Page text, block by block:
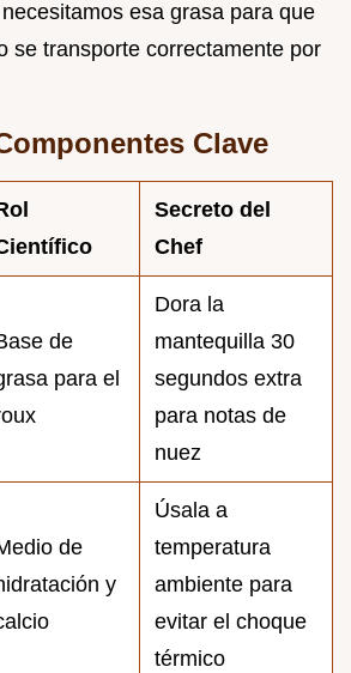
esa grasa para que
se transporte correctamente por
Clave
Secreto del
Chef
de
para el
Dora la
mantequilla 30
segundos extra
para notas de
nuez
de
y
Úsala a
temperatura
ambiente para
evitar el choque
térmico